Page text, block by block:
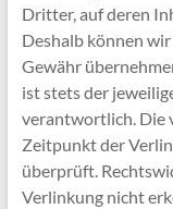
Dritter, auf deren
Deshalb können
Gewähr
ist stets der
verantwortlich. Die
Zeitpunkt der
überprüft.
Verlinkung nicht